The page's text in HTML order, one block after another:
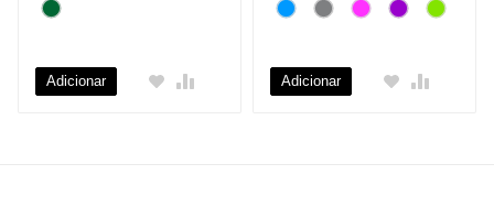
Adicionar Adicionar